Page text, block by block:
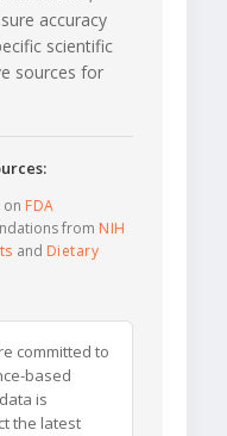
accuracy
scientific
sources for
on FDA
from NIH
and Dietary
committed to
based
is
the latest